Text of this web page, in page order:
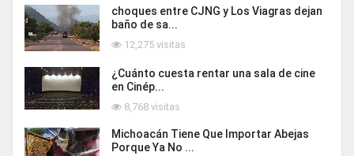
choques entre CJNG y Los Viagras dejan
baño de sa...
12,275 visitas
¿Cuánto cuesta rentar una sala de cine
en Cinép...
8,768 visitas
Michoacán Tiene Que Importar Abejas
Porque Ya No ...